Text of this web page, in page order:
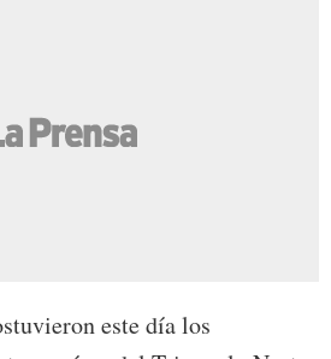
este día los